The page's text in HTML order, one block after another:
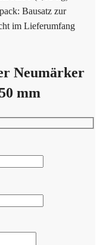
Bausatz zur
im Lieferumfang
Neumärker
mm